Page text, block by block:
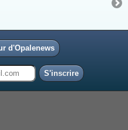
d'Opalenews
S'inscrire